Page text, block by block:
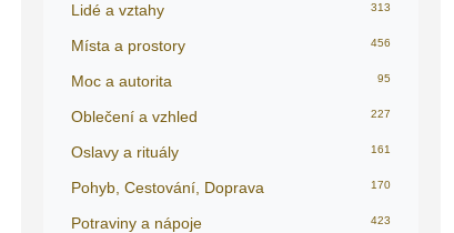
Lidé a vztahy 313
Místa a prostory 456
Moc a autorita 95
Oblečení a vzhled 227
Oslavy a rituály 161
Pohyb, Cestování, Doprava 170
Potraviny a nápoje 423